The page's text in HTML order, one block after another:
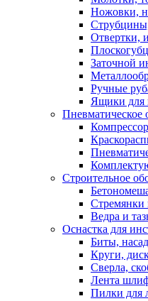
Ножовки,
Отвертки,
Заточной
Ручные
Ящики для
Пневматическое
Строительное
Стремянки
Ведра и
Оснастка для
Биты,
Круги,
Сверла,
Лента
Пилки для